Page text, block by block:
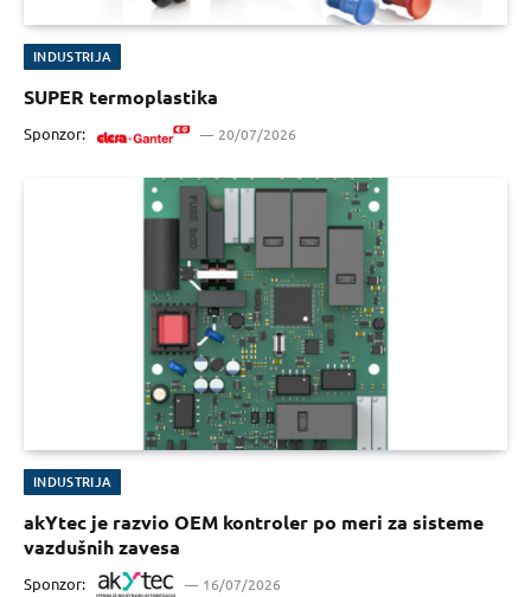
INDUSTRIJA
SUPER termoplastika
Sponzor: 20/07/2026
INDUSTRIJA
akYtec je razvio OEM kontroler po meri za sisteme
vazdušnih zavesa
Sponzor: 16/07/2026